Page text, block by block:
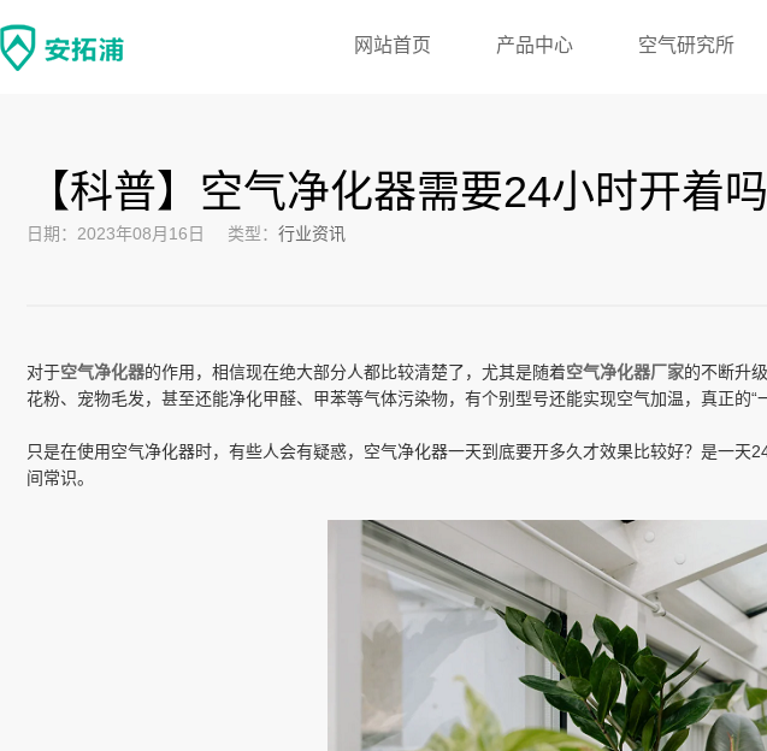
网站首页 产品中心 空气研究所
【科普】空气净化器需要24小时开着吗
日期：2023年08月16日 类型： 行业资讯
对于空气净化器的作用，相信现在绝大部分人都比较清楚了，尤其是随着空气净化器厂家的不断升
花粉、宠物毛发，甚至还能净化甲醛、甲苯等气体污染物，有个别型号还能实现空气加温，真正的“
只是在使用空气净化器时，有些人会有疑惑，空气净化器一天到底要开多久才效果比较好？是一
间常识。